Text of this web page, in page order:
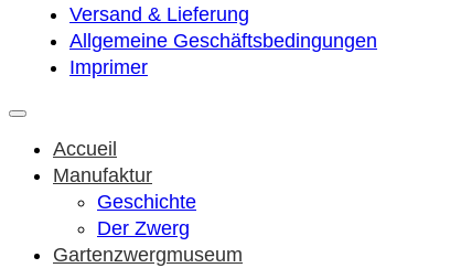
Versand & Lieferung
Allgemeine Geschäftsbedingungen
Imprimer
Accueil
Manufaktur
Geschichte
Der Zwerg
Gartenzwergmuseum